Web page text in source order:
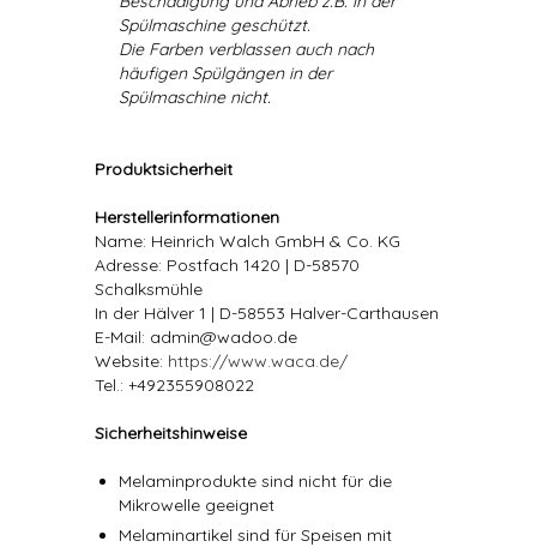
Spülmaschine geschützt.
Die Farben verblassen auch nach
häufigen Spülgängen in der
Spülmaschine nicht.
Produktsicherheit
Herstellerinformationen
Name: Heinrich Walch GmbH & Co. KG
Adresse: Postfach 1420 | D-58570
Schalksmühle
In der Hälver 1 | D-58553 Halver-Carthausen
E-Mail: admin@wadoo.de
Website: https://www.waca.de/
Tel.: +492355908022
Sicherheitshinweise
Melaminprodukte sind nicht für die
Mikrowelle geeignet
Melaminartikel sind für Speisen mit